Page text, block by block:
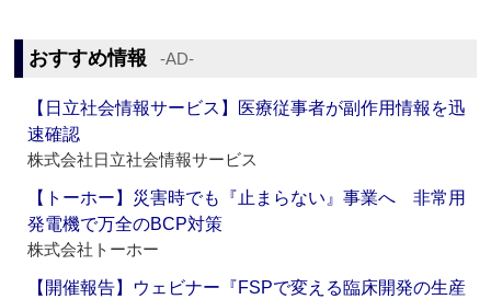
おすすめ情報 ‐AD‐
【日立社会情報サービス】医療従事者が副作用情報を迅
速確認
株式会社日立社会情報サービス
【トーホー】災害時でも『止まらない』事業へ 非常用
発電機で万全のBCP対策
株式会社トーホー
【開催報告】ウェビナー『FSPで変える臨床開発の生産